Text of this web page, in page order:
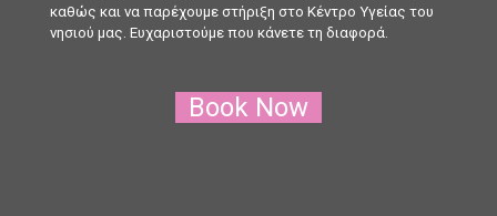
καθώς και να παρέχουμε στήριξη στο Κέντρο Υγείας του
νησιού μας. Ευχαριστούμε που κάνετε τη διαφορά.
Book Now